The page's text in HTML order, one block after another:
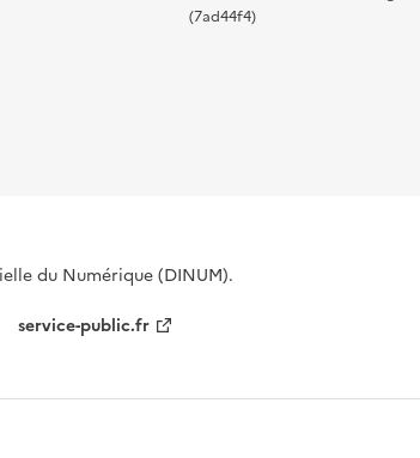
(7ad44f4)
du Numérique (DINUM).
service-public.fr